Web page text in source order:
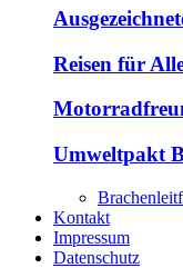
Reisen für
Umweltpakt
Kontakt
Impressum
Datenschutz